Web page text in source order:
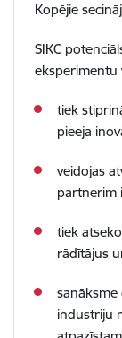
Kopējie
SIKC
eksperimentu
tiek
pieeja
veidojas
partnerim
tiek
rādītājus
industriju